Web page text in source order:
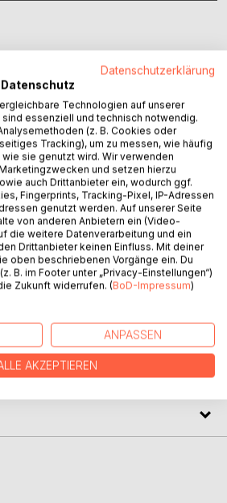
was once accused of
the authority of the church,
open secret that is spoken of today
Andreas Müller presents mystical
and comments on them.
Datenschutzerklärung
Technologien auf unserer
essenziell und technisch notwendig.
(z. B. Cookies oder
Tracking), um zu messen, wie häufig
sie genutzt wird. Wir verwenden
und setzen hierzu
auch Drittanbieter ein, wodurch ggf.
Fingerprints, Tracking-Pixel, IP-Adressen
genutzt werden. Auf unserer Seite
von anderen Anbietern ein (Video-
die weitere Datenverarbeitung und ein
Drittanbieter keinen Einfluss. Mit deiner
oben beschriebenen Vorgänge ein. Du
B. im Footer unter „Privacy-Einstellungen“)
Zukunft widerrufen. (BoD-Impressum)
ANPASSEN
AKZEPTIEREN